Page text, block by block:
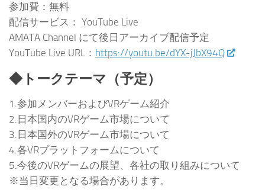
参加費：無料
配信サービス： YouTube Live
AMATA Channel にて後日アーカイブ配信予定
YouTube Live URL： https://youtu.be/dYX-jJbX94Q
◆トークテーマ（予定）
1.参加メンバーおよびVRゲーム紹介​
2.日本国内のVRゲーム市場について​
3.日本国外のVRゲーム市場について​
4.各VRプラットフォームについて​
5.今後のVRゲームの展望、各社の取り組みについて​
※当日変更となる場合があります。